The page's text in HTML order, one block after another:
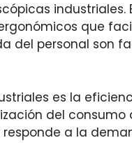
que
del personal son
es la
del
a la